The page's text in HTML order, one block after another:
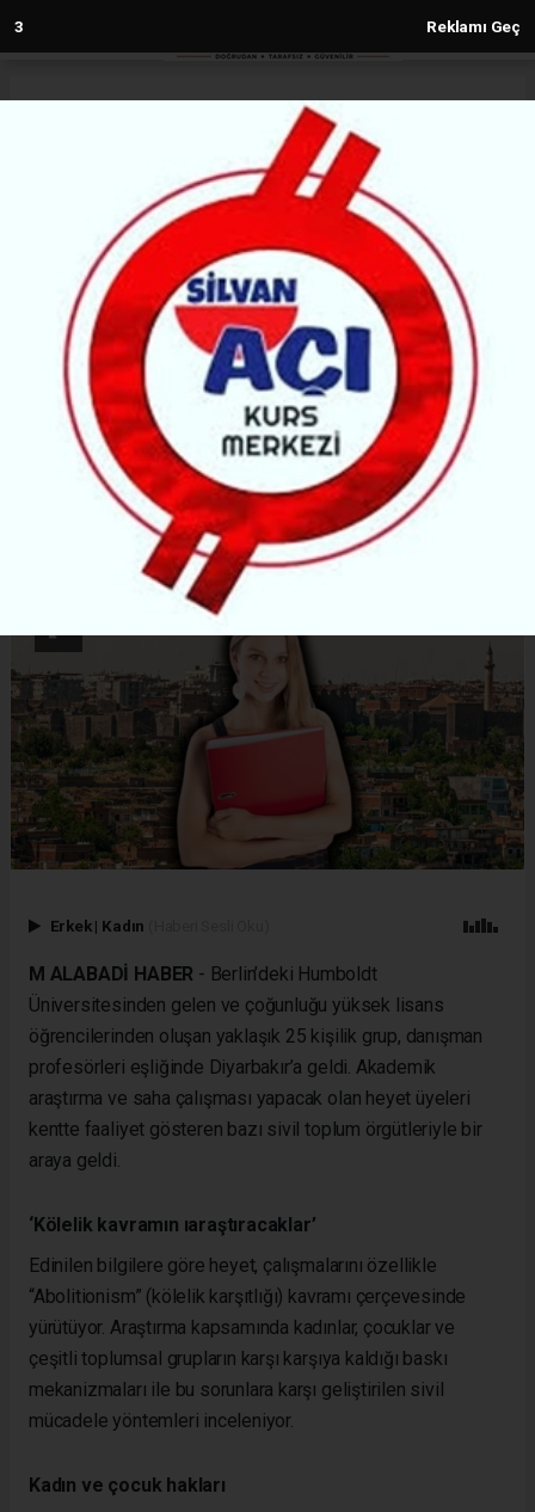
2 Reklamı Geç
Alman heyet Diyarbakır’da
araştırma yapacak
DIYARBAKIR
(H M) - Haber Merkezi | 30.05.2026 - 13:24, Güncelleme: 30.05.2026 - 13:24
58589+ kez okundu.
Almanya’dan gelen akademik heyet, Diyarbakır’da
kadın ve çocuk hakları alanında araştırma yapacak.
Heyetin kentteki temasları sürüyor.
ABONE OL
Erkek | Kadın
M ALABADİ HABER - Berlin’deki Humboldt
Üniversitesinden gelen ve çoğunluğu yüksek lisans
öğrencilerinden oluşan yaklaşık 25 kişilik grup, danışman
profesörleri eşliğinde Diyarbakır’a geldi. Akademik
araştırma ve saha çalışması yapacak olan heyet üyeleri
kentte faaliyet gösteren bazı sivil toplum örgütleriyle bir
araya geldi.
‘Kölelik kavramın ıaraştıracaklar’
Edinilen bilgilere göre heyet, çalışmalarını özellikle
“Abolitionism” (kölelik karşıtlığı) kavramı çerçevesinde
yürütüyor. Araştırma kapsamında kadınlar, çocuklar ve
çeşitli toplumsal grupların karşı karşıya kaldığı baskı
mekanizmaları ile bu sorunlara karşı geliştirilen sivil
mücadele yöntemleri inceleniyor.
Kadın ve çocuk hakları